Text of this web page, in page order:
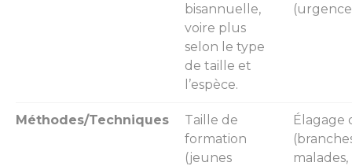
bisannuelle,
voire plus
selon le type
de taille et
l’espèce.
Méthodes/Techniques
Taille de
formation
(jeunes
Élagage
malades,